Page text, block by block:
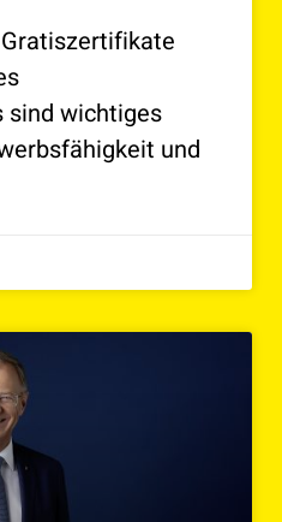
sind wichtiges
und